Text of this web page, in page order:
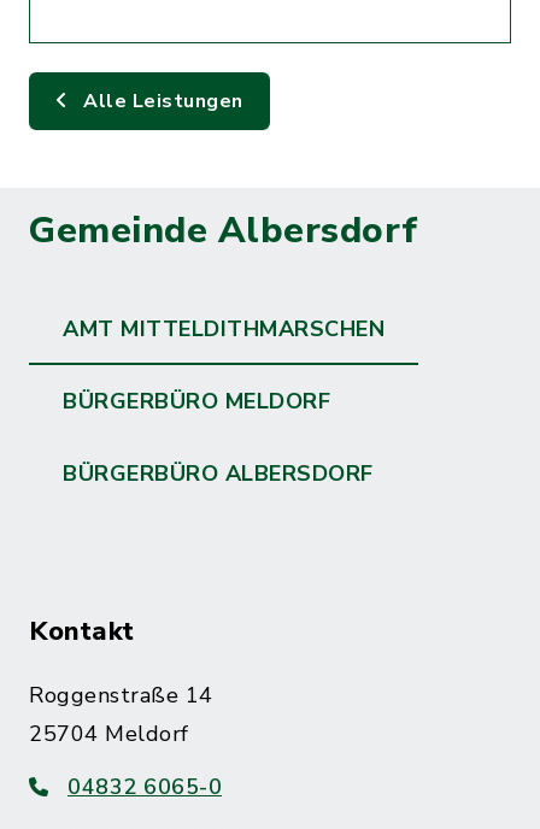
Alle Leistungen
Gemeinde Albersdorf
AMT MITTELDITHMARSCHEN
BÜRGERBÜRO MELDORF
BÜRGERBÜRO ALBERSDORF
Kontakt
Roggenstraße 14
25704 Meldorf
04832 6065-0